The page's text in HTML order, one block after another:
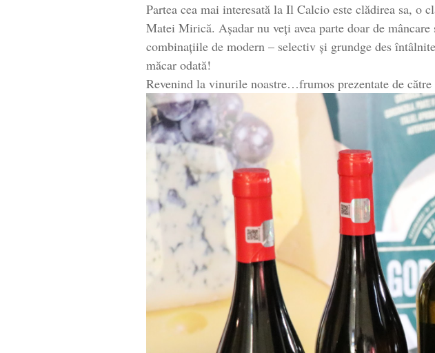
Partea cea mai interesată la Il Calcio este clădirea sa, o
Matei Mirică. Așadar nu veți avea parte doar de
combinațiile de modern – selectiv și grundge des
măcar odată!
Revenind la vinurile noastre…frumos prezentate de